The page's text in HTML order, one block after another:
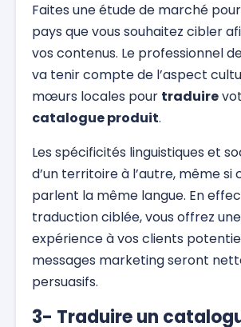
Faites une étude de marché
pays que vous souhaitez cibler
vos contenus. Le professionnel
va tenir compte de l’aspect
mœurs locales pour traduire
catalogue produit.
Les spécificités linguistiques et
d’un territoire à l’autre, même si
parlent la même langue. En
traduction ciblée, vous offrez
expérience à vos clients
messages marketing seront
persuasifs.
3- Traduire un